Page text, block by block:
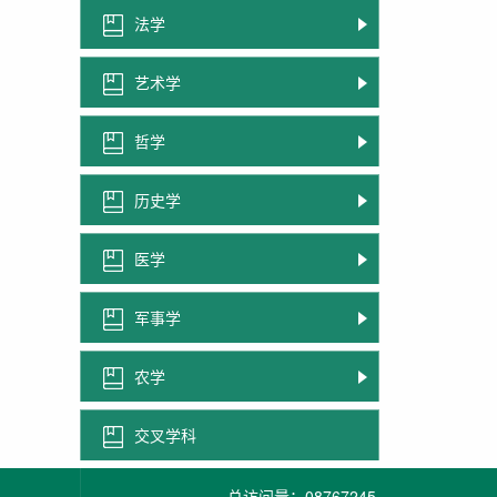
法学
艺术学
哲学
历史学
医学
军事学
农学
交叉学科